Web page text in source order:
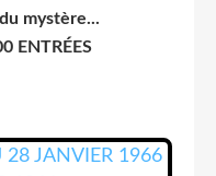
mystère...
ENTRÉES